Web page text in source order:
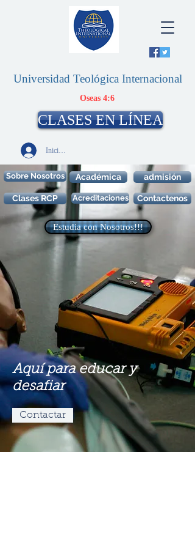
Universidad Teológica Internacional
Oseas 4:6
Iniciar sesión
CLASES EN LÍNEA
Sobre Nosotros Académica
Clases RCP Acreditaciones
admisión
Contactenos
Estudia con Nosotros!!!
Aquí para educar y
desafiar
Contactar